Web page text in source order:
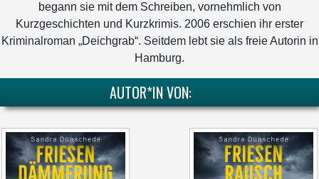
begann sie mit dem Schreiben, vornehmlich von
Kurzgeschichten und Kurzkrimis. 2006 erschien ihr erster
Kriminalroman „Deichgrab“. Seitdem lebt sie als freie Autorin in
Hamburg.
AUTOR*IN VON: